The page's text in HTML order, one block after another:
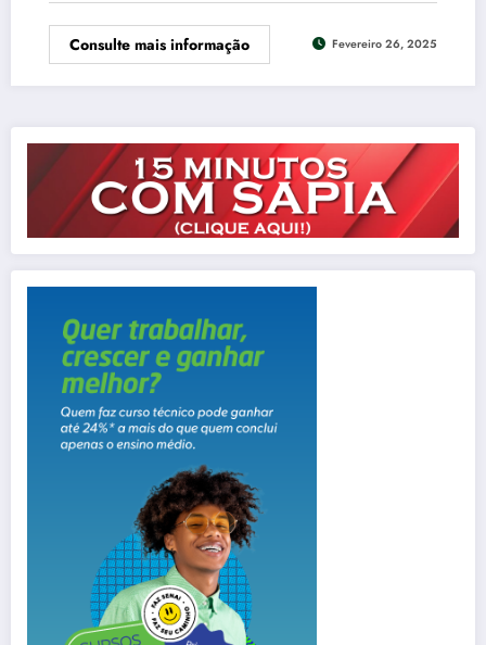
Consulte mais informação Fevereiro 26, 2025